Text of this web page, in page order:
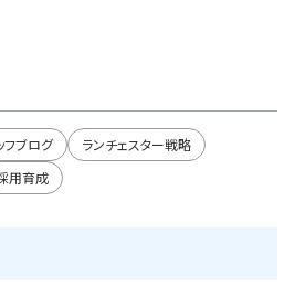
フブログ
ランチェスター戦略
用育成